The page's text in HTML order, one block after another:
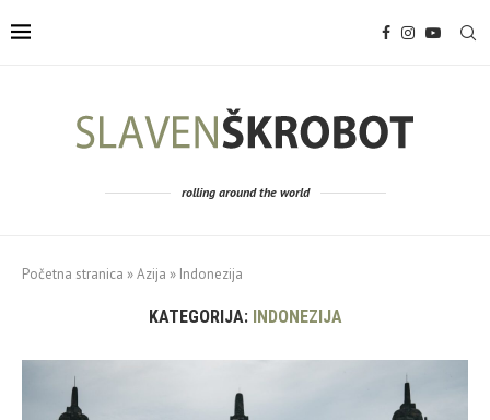
rolling around the world
Početna stranica »Azija » Indonezija
KATEGORIJA: INDONEZIJA